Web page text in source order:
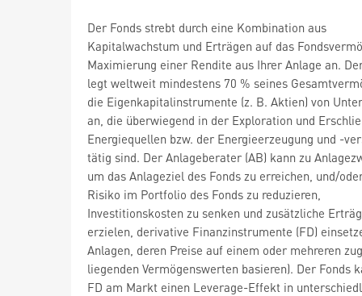
Der Fonds strebt durch eine Kombination aus
Kapitalwachstum und Erträgen auf das
Maximierung einer Rendite aus Ihrer Anlage an.
legt weltweit mindestens 70 % seines
die Eigenkapitalinstrumente (z. B. Aktien) von
an, die überwiegend in der Exploration und
Energiequellen bzw. der Energieerzeugung und -
tätig sind. Der Anlageberater (AB) kann zu
um das Anlageziel des Fonds zu erreichen, und/
Risiko im Portfolio des Fonds zu reduzieren,
Investitionskosten zu senken und zusätzliche
erzielen, derivative Finanzinstrumente (FD)
Anlagen, deren Preise auf einem oder mehreren
liegenden Vermögenswerten basieren). Der Fonds
FD am Markt einen Leverage-Effekt in